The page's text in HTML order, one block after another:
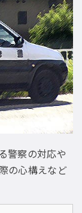
警察の対応や
の心構えなど